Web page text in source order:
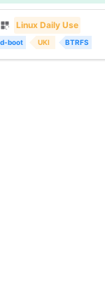
Linux Daily Use
boot UKI BTRFS